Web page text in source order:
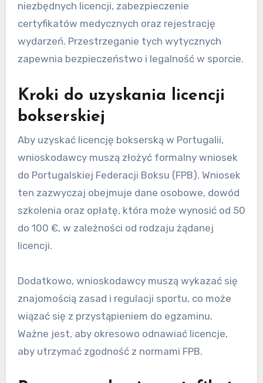
Jakie są kroki
proceduralne w celu
przestrzegania regulacji
bokserskich w Portugalii?
Aby przestrzegać regulacji bokserskich w
Portugalii, osoby i organizacje muszą podjąć
określone kroki proceduralne, w tym uzyskanie
niezbędnych licencji, zabezpieczenie
certyfikatów medycznych oraz rejestrację
wydarzeń. Przestrzeganie tych wytycznych
Kroki do uzyskania licencji
bokserskiej
Aby uzyskać licencję bokserską w Portugalii,
do Portugalskiej Federacji Boksu (FPB). Wniosek